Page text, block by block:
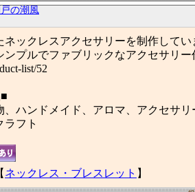
の潮風
ネックレスアクセサリーを制作して
プルでファブリックなアクセサリー
list/52
、ハンドメイド、アロマ、アクセサ
ラフト
ネックレス・ブレスレット 】